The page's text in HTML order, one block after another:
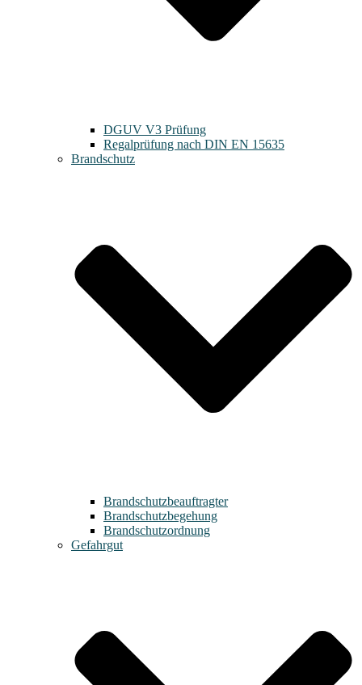
DGUV V3 Prüfung
Regalprüfung nach DIN EN 15635
Brandschutz
Brandschutzbeauftragter
Brandschutzbegehung
Brandschutzordnung
Gefahrgut